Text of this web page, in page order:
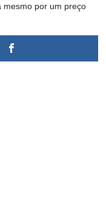
mesmo por um preço